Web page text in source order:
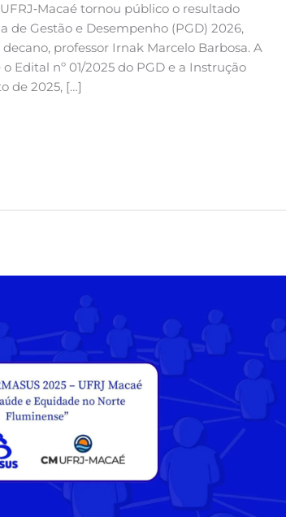
tornou público o resultado
de Gestão e Desempenho (PGD) 2026,
professor Irnak Marcelo Barbosa. A
Edital nº 01/2025 do PGD e a Instrução
de 2025, […]